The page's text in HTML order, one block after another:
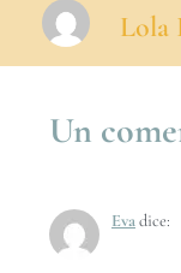
Lola
Un
Evadice: